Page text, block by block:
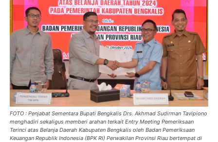
FOTO : Penjabat Sementara Bupati Bengkalis Drs. Akhmad Sudirman Tavipiono
menghadiri sekaligus memberi arahan terkait Entry Meeting Pemeriksaan
Terinci atas Belanja Daerah Kabupaten Bengkalis oleh Badan Pemeriksaan
Keuangan Republik Indonesia (BPK RI) Perwakilan Provinsi Riau bertempat di